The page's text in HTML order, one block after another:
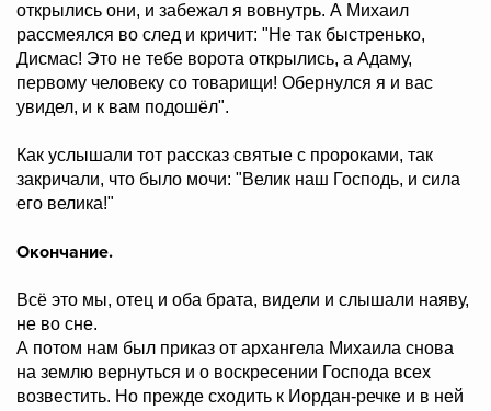
открылись они, и забежал я вовнутрь. А Михаил
рассмеялся во след и кричит: "Не так быстренько,
Дисмас! Это не тебе ворота открылись, а Адаму,
первому человеку со товарищи! Обернулся я и вас
увидел, и к вам подошёл".
Как услышали тот рассказ святые с пророками, так
закричали, что было мочи: "Велик наш Господь, и сила
его велика!"
Окончание.
Всё это мы, отец и оба брата, видели и слышали наяву,
не во сне.
А потом нам был приказ от архангела Михаила снова
на землю вернуться и о воскресении Господа всех
возвестить. Но прежде сходить к Иордан-речке и в ней